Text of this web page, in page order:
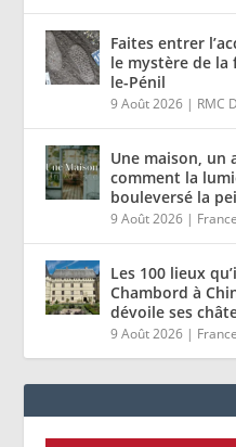
Faites entrer
le mystère de la
le-Pénil
9 Août 2026 | RMC
Une maison, un
comment la
bouleversé la
9 Août 2026 |
Les 100 lieux
Chambord à
dévoile ses
9 Août 2026 |